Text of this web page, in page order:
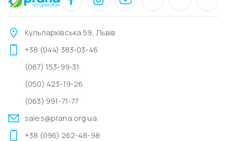
Кульпарківська 59, Львів
+38 (044) 383-03-46
(067) 153-99-31
(050) 423-19-26
(063) 991-71-77
sales@prana.org.ua
+38 (096) 262-48-98